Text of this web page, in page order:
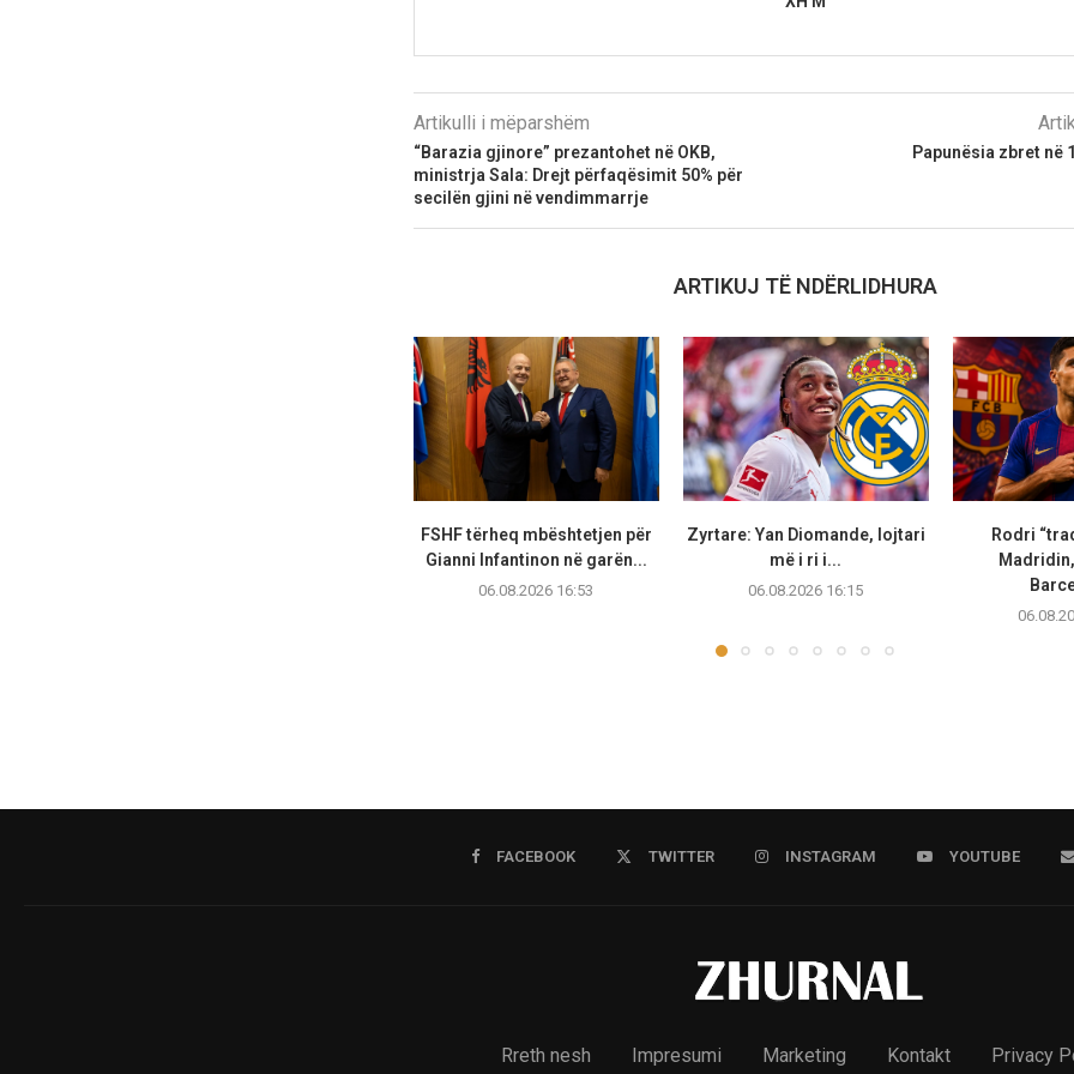
Artikulli i mëparshëm
“Barazia gjinore” prezantohet në OKB,
ministrja Sala: Drejt përfaqësimit 50% për
secilën gjini në vendimmarrje
Papunësia zbret në
ARTIKUJ TË NDËRLIDHURA
FSHF tërheq mbështetjen për
Gianni Infantinon në garën...
06.08.2026 16:53
Zyrtare: Yan Diomande, lojtari
më i ri i...
06.08.2026 16:15
Rodri
FACEBOOK TWITTER INSTAGRAM YOUTUBE
Rreth nesh Impresumi Marketing Kontakt Privacy